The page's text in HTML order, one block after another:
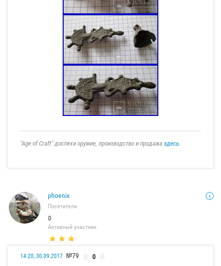
"Age of Craft" доспехи оружие, производство и продажа здесь.
phoenix
Посетители
0
Активный участник
14:20, 30.09.2017 №79 0